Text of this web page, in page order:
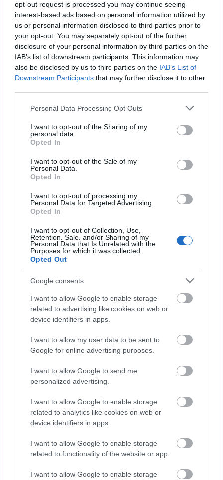
opt-out request is processed you may continue seeing
interest-based ads based on personal information utilized by
us or personal information disclosed to third parties prior to
your opt-out. You may separately opt-out of the further
disclosure of your personal information by third parties on the
IAB’s list of downstream participants. This information may
also be disclosed by us to third parties on the IAB’s List of
Downstream Participants that may further disclose it to other
Please note that this website/app uses one or more Google
not limited to your visit or usage behaviour. You may click to
grant or deny consent to Google and its third-party tags to
use your data for below specified purposes in below Google
consent section.
Personal Data Processing Opt Outs
I want to opt-out of the Sharing of my
personal data.
Opted In
I want to opt-out of the Sale of my
Personal Data.
Opted In
I want to opt-out of processing my
Personal Data for Targeted Advertising.
Opted In
I want to opt-out of Collection, Use,
Retention, Sale, and/or Sharing of my
Personal Data that Is Unrelated with the
Purposes for which it was collected.
Opted Out
Google consents
I want to allow Google to enable storage
related to advertising like cookies on web or
device identifiers in apps.
I want to allow my user data to be sent to
Google for online advertising purposes.
I want to allow Google to send me
personalized advertising.
I want to allow Google to enable storage
related to analytics like cookies on web or
device identifiers in apps.
I want to allow Google to enable storage
related to functionality of the website or app.
I want to allow Google to enable storage
Egy Akkóban zajló színházi fesztivál vezetése már
nem volt ennyire ellenálló a kultúrpolitikával
szemben, igaz, ebben az esetben az eddigi korlátozó
intézkedései miatt nagy port kavaró miniszter
legfeljebb közvetve érintett. Ugyanis a fesztivál
igazgatósága - amelynek élén a kormányzó Likud
párthoz tartozó polgármester áll - nem
engedélyezte Einat Weitzmann aMegszállás rabjai
előadásának a bemutatását a fesztiválon, amely
palesztin elítéltek leveleinek és történeteinek
feldolgozásából született.
Einat Weitzman és Hassan Murad
Az igazgatóság a Háárec nevű laphoz eljuttatott
közleménye szerint a lemondott művészeti igazgató
radikális, provokatív tényezőket szolgált. Minden
véreskezű terroristákkal foglalkozzon, s ezért
képtelennek bizonyult a változatosságra, a
monopóliuma a sokszínűség és a szólásszabadság
”- fogalmaztak.
Ennek hatására lemondott az akkói alternatív
színházi fesztivál művészeti vezetője és nem lép fel
egyetlen előzetesen beválogatott társulat sem. Az
akkói fesztiváltól visszalépő színházi társulatok
megbeszélést tartottak, ahol elhatározták, hogy más
rendezvény keretében próbálnak meg közösen
fellépni az eddig évente Akkóban megtartott